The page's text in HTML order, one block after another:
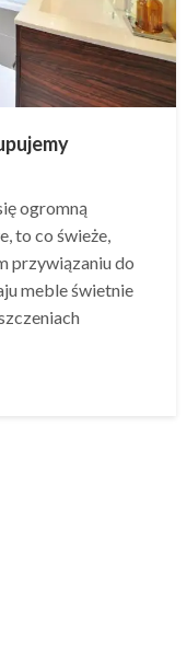
ogromną
to co świeże,
przywiązaniu do
meble świetnie